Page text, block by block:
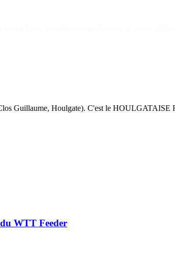
Guillaume, Houlgate). C'est le HOULGATAISE
WTT Feeder